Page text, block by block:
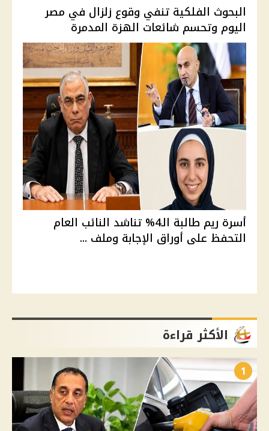
البحوث الفلكية تنفي وقوع زلزال في مصر
اليوم وتحسم شائعات الهزة المدمرة
أسرة ريم طالبة الـ4% تناشد النائب العام
التحفظ على أوراق الإجابة وملف ...
الأكثر قراءة
1